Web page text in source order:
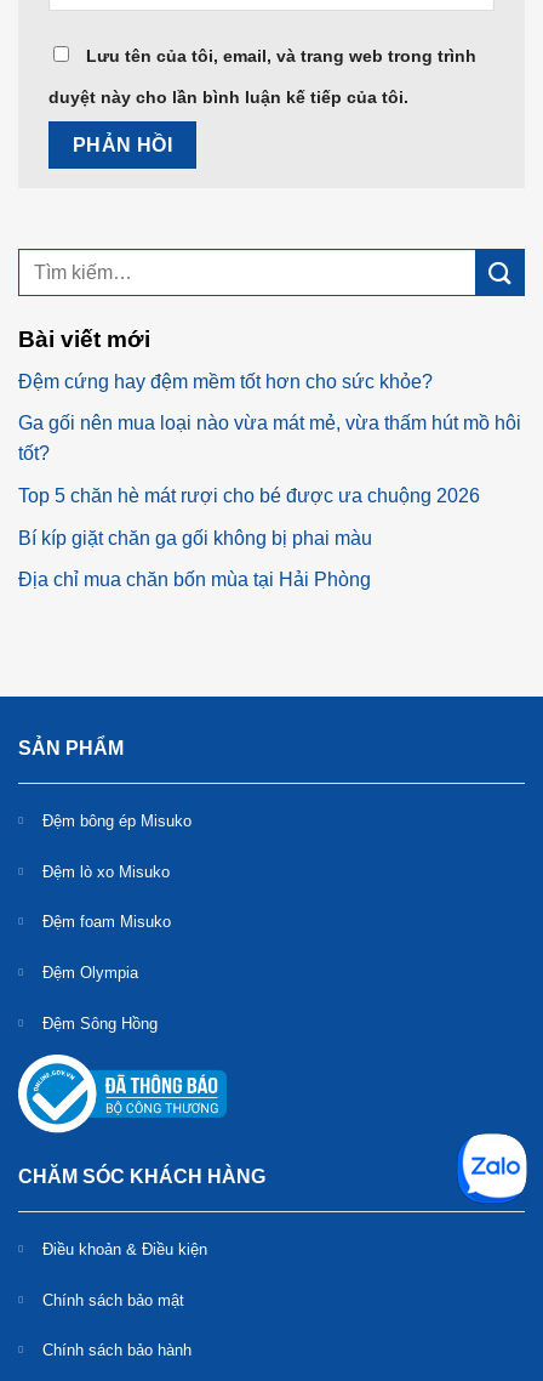
Lưu tên của tôi, email, và trang web trong trình
duyệt này cho lần bình luận kế tiếp của tôi.
Bài viết mới
Đệm cứng hay đệm mềm tốt hơn cho sức khỏe?
Ga gối nên mua loại nào vừa mát mẻ, vừa thấm hút mồ hôi
tốt?
Top 5 chăn hè mát rượi cho bé được ưa chuộng 2026
Bí kíp giặt chăn ga gối không bị phai màu
Địa chỉ mua chăn bốn mùa tại Hải Phòng
SẢN PHẨM
Đệm bông ép Misuko
Đệm lò xo Misuko
Đệm foam Misuko
Đệm Olympia
Đệm Sông Hồng
CHĂM SÓC KHÁCH HÀNG
Điều khoản & Điều kiện
Chính sách bảo mật
Chính sách bảo hành